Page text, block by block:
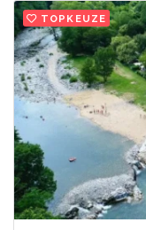
TOPKEUZE